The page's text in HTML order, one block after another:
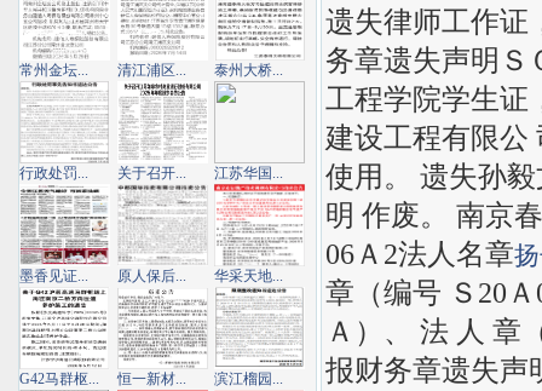
遗失律师工作证
务章遗失声明Ｓ
工程学院学生证
建设工程有限公
使用。 遗失孙
明 作废。 南京
06Ａ2法人名章
章（编号 Ｓ20
Ａ）、 法 人 章
报财务章遗失声
常州金坛... 清江浦区... 泰州大桥...
行政处罚... 关于召开... 江苏华国...
墨香见证... 原人保后... 华采天地...
G42马群枢... 恒一新材... 滨江榴园...